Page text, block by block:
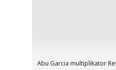
Abu Garcia multiplikator